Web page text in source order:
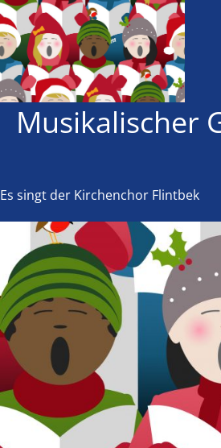
Musikalischer
Es singt der Kirchenchor Flintbek